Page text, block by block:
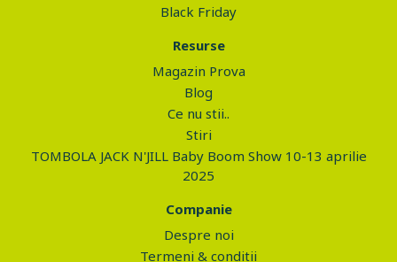
Black Friday
Resurse
Magazin Prova
Blog
Ce nu stii..
Stiri
TOMBOLA JACK N'JILL Baby Boom Show 10-13 aprilie
2025
Companie
Despre noi
Termeni & conditii